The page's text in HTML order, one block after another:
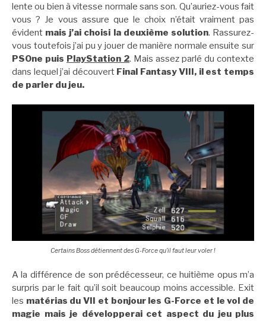
lente ou bien à vitesse normale sans son. Qu’auriez-vous fait
vous ? Je vous assure que le choix n’était vraiment pas
évident mais j’ai choisi la deuxième solution. Rassurez-
vous toutefois j’ai pu y jouer de manière normale ensuite sur
PSOne puis PlayStation 2. Mais assez parlé du contexte
dans lequel j’ai découvert Final Fantasy VIII, il est temps
de parler du jeu.
Certains Boss détiennent des G-Force qu’il faut leur voler !
A la différence de son prédécesseur, ce huitième opus m’a
surpris par le fait qu’il soit beaucoup moins accessible. Exit
les matérias du VII et bonjour les G-Force et le vol de
magie mais je développerai cet aspect du jeu plus